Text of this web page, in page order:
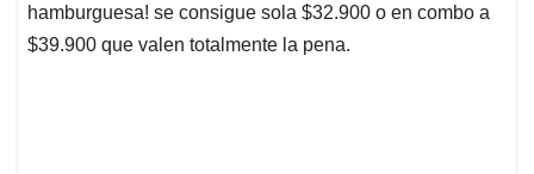
hamburguesa! se consigue sola $32.900 o en combo a
$39.900 que valen totalmente la pena.